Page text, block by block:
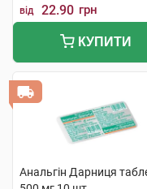
від 22.90 грн
КУПИТИ
Анальгін Дарниця